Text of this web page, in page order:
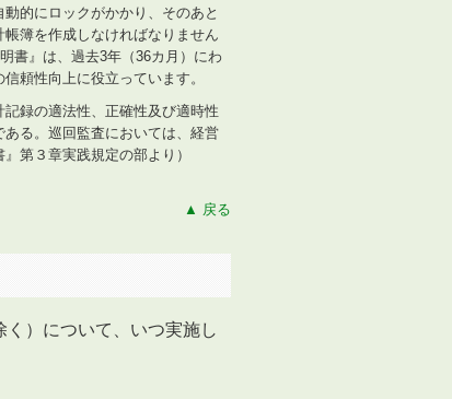
的にロックがかかり、そのあと
簿を作成しなければなりません
書』は、過去3年（36カ月）にわ
頼性向上に役立っています。
録の適法性、正確性及び適時性
る。巡回監査においては、経営
第３章実践規定の部より）
▲ 戻る
く）について、いつ実施し